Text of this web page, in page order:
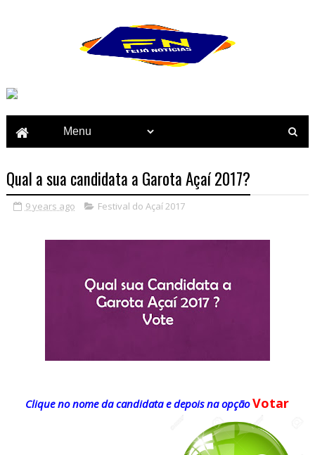
Qual a sua candidata a Garota Açaí 2017?
9 years ago Festival do Açaí 2017
Clique no nome da candidata e depois na opção Votar